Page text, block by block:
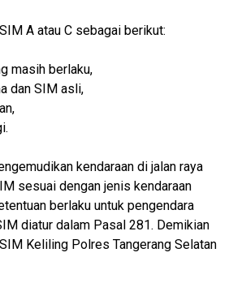
A atau C sebagai berikut:
masih berlaku,
dan SIM asli,
kendaraan di jalan raya
sesuai dengan jenis kendaraan
berlaku untuk pengendara
diatur dalam Pasal 281. Demikian
Keliling Polres Tangerang Selatan